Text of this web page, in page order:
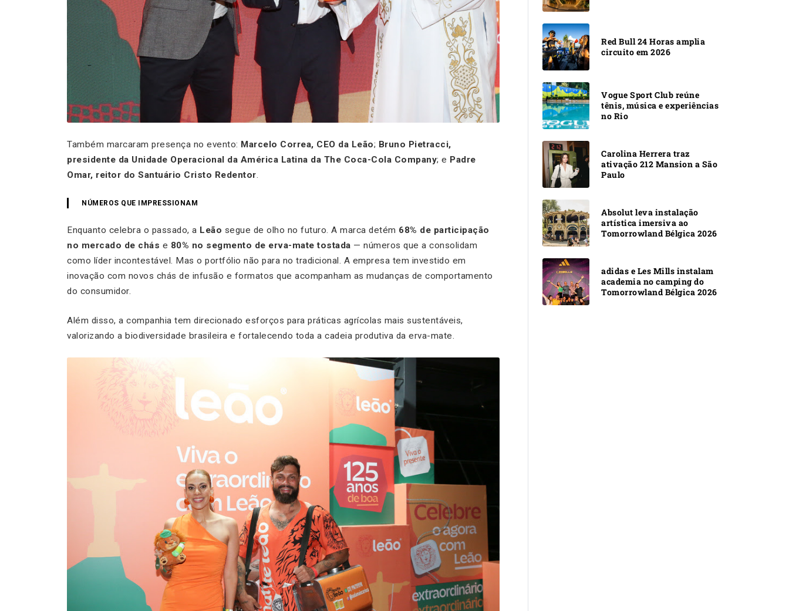
Também marcaram presença no evento: Marcelo Correa, CEO da Leão; Bruno Pietracci,
presidente da Unidade Operacional da América Latina da The Coca-Cola Company; e Padre
Omar, reitor do Santuário Cristo Redentor.
NÚMEROS QUE IMPRESSIONAM
Enquanto celebra o passado, a Leão segue de olho no futuro. A marca detém 68% de participação
no mercado de chás e 80% no segmento de erva-mate tostada — números que a consolidam
como líder incontestável. Mas o portfólio não para no tradicional. A empresa tem investido em
inovação com novos chás de infusão e formatos que acompanham as mudanças de comportamento
do consumidor.
Além disso, a companhia tem direcionado esforços para práticas agrícolas mais sustentáveis,
valorizando a biodiversidade brasileira e fortalecendo toda a cadeia produtiva da erva-mate.
Red Bull 24 Horas amplia
circuito em 2026
Vogue Sport Club reúne
tênis, música e experiências
no Rio
Carolina Herrera traz
ativação 212 Mansion a São
Paulo
Absolut leva instalação
artística imersiva ao
Tomorrowland Bélgica 2026
adidas e Les Mills instalam
academia no camping do
Tomorrowland Bélgica 2026